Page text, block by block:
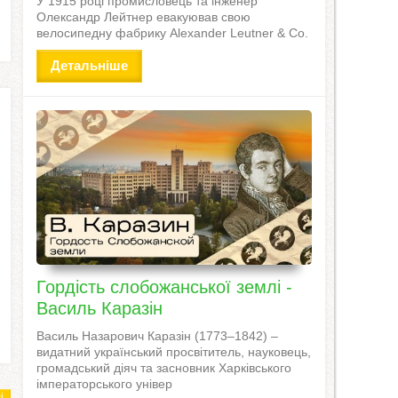
Олександр Лейтнер евакуював свою
велосипедну фабрику Alexander Leutner & Co.
Детальніше
Гордість слобожанської землі -
Василь Каразін
Василь Назарович Каразін (1773–1842) –
видатний український просвітитель, науковець,
громадський діяч та засновник Харківського
імператорського універ